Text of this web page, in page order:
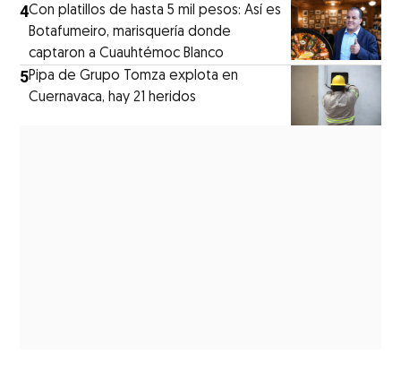
4Con platillos de hasta 5 mil pesos: Así es
Botafumeiro, marisquería donde
captaron a Cuauhtémoc Blanco
5Pipa de Grupo Tomza explota en
Cuernavaca, hay 21 heridos